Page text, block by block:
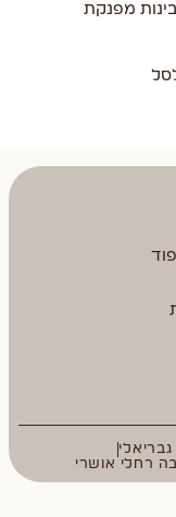
מפנקת
רחלי אושרי